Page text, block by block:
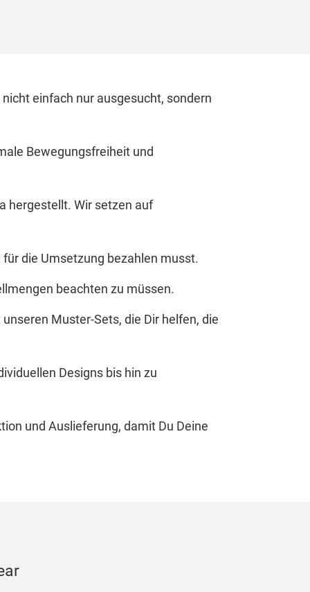
einfach nur ausgesucht, sondern
Bewegungsfreiheit und
hergestellt. Wir setzen auf
die Umsetzung bezahlen musst.
beachten zu müssen.
Muster-Sets, die Dir helfen, die
Designs bis hin zu
und Auslieferung, damit Du Deine